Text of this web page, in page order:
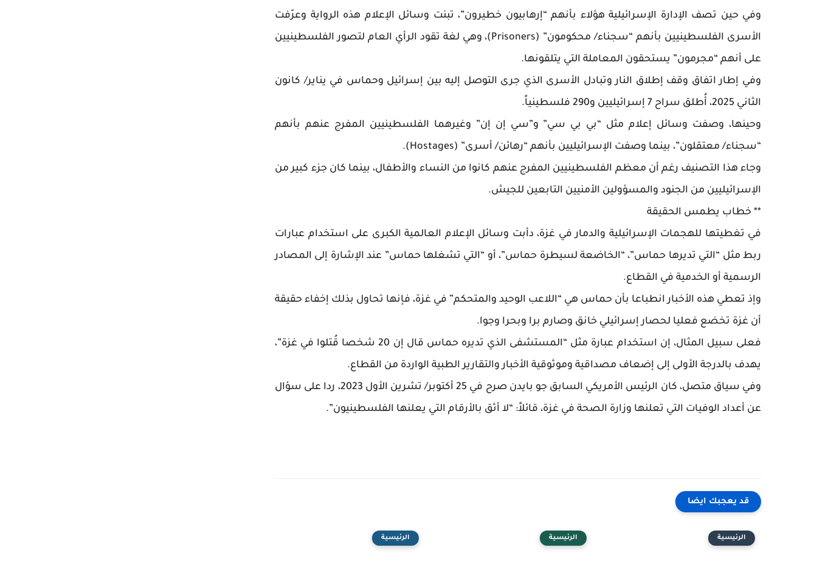
وفي حين تصف الإدارة الإسرائيلية هؤلاء بأنهم “إرهابيون خطيرون”، تبنت وسائل الإعلام هذه الرواية وعرّفت
الأسرى الفلسطينيين بأنهم “سجناء/ محكومون” (Prisoners)، وهي لغة تقود الرأي العام لتصور الفلسطينيين
على أنهم “مجرمون” يستحقون المعاملة التي يتلقونها.
وفي إطار اتفاق وقف إطلاق النار وتبادل الأسرى الذي جرى التوصل إليه بين إسرائيل وحماس في يناير/ كانون
الثاني 2025، أُطلق سراح 7 إسرائيليين و290 فلسطينياً.
وحينها، وصفت وسائل إعلام مثل “بي بي سي” و”سي إن إن” وغيرهما الفلسطينيين المفرج عنهم بأنهم
“سجناء/ معتقلون”، بينما وصفت الإسرائيليين بأنهم “رهائن/ أسرى” (Hostages).
وجاء هذا التصنيف رغم أن معظم الفلسطينيين المفرج عنهم كانوا من النساء والأطفال، بينما كان جزء كبير من
الإسرائيليين من الجنود والمسؤولين الأمنيين التابعين للجيش.
** خطاب يطمس الحقيقة
في تغطيتها للهجمات الإسرائيلية والدمار في غزة، دأبت وسائل الإعلام العالمية الكبرى على استخدام عبارات
ربط مثل “التي تديرها حماس”، “الخاضعة لسيطرة حماس”، أو “التي تشغلها حماس” عند الإشارة إلى المصادر
الرسمية أو الخدمية في القطاع.
وإذ تعطي هذه الأخبار انطباعا بأن حماس هي “اللاعب الوحيد والمتحكم” في غزة، فإنها تحاول بذلك إخفاء حقيقة
أن غزة تخضع فعليا لحصار إسرائيلي خانق وصارم برا وبحرا وجوا.
فعلى سبيل المثال، إن استخدام عبارة مثل “المستشفى الذي تديره حماس قال إن 20 شخصا قُتلوا في غزة”،
يهدف بالدرجة الأولى إلى إضعاف مصداقية وموثوقية الأخبار والتقارير الطبية الواردة من القطاع.
وفي سياق متصل، كان الرئيس الأمريكي السابق جو بايدن صرح في 25 أكتوبر/ تشرين الأول 2023، ردا على سؤال
عن أعداد الوفيات التي تعلنها وزارة الصحة في غزة، قائلاً: “لا أثق بالأرقام التي يعلنها الفلسطينيون”.
قد يعجبك ايضا
الرئيسية الرئيسية الرئيسية